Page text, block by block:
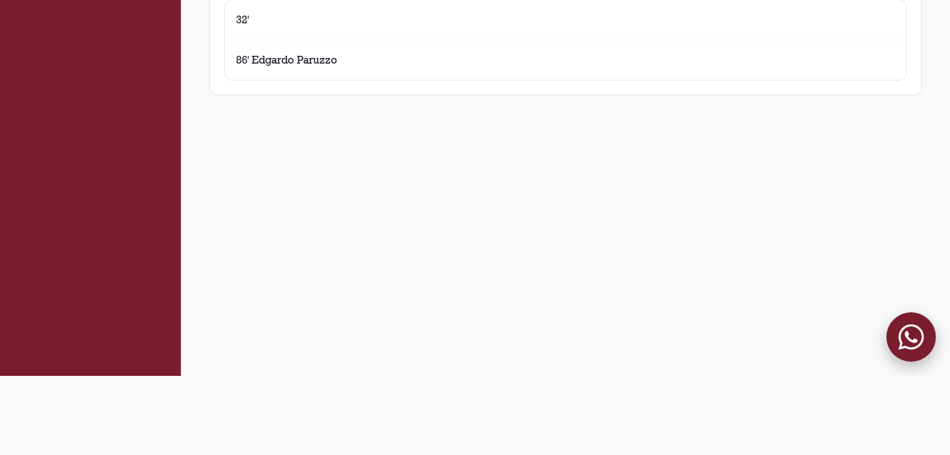
32'
86' Edgardo Paruzzo